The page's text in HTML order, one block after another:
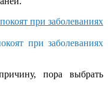
при заболеваниях
пора выбрать